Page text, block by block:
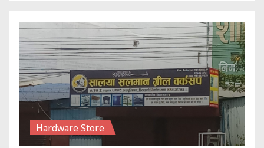
Hardware Store